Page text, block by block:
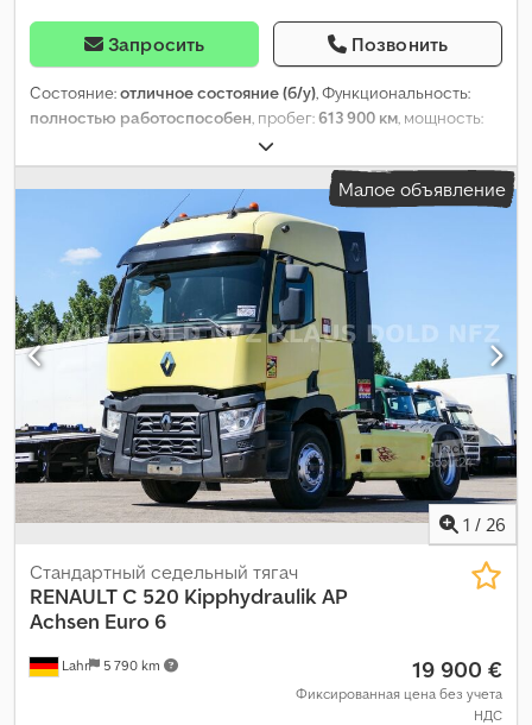
Запросить Позвонить
Состояние:отличное состояние (б/у), Функциональность:
полностью работоспособен, пробег:613 900 км, мощность:
, первая регистрация:
топлива:дизель, конфигурация осей:2 оси, топливо:дизель,
тормоза:Телма, цвет:белый, кабина водителя:спальный
, тип передачи:автоматический
, количество кроватей:2, Год выпуска:
Оборудование:ABS, EBS (Электронная тормозная система),
ассистент удержания полосы движения, блокировка
дифференциала, гидроусилитель руля, задний ВОМ (вал
отбора мощности), кондиционер, круиз-контроль, отопитель
стояночный, подушка безопасности, ретардер, система
контроля тяги, стояночный кондиционер, центральный
замок, электронная программа стабилизации (ESP),
Малое объявление
1 / 26
Lahr 5 790 km
Стандартный седельный тягач
RENAULTC 520 Kipphydraulik AP
Achsen Euro 6
19 900 €
Фиксированная цена без учета
НДС